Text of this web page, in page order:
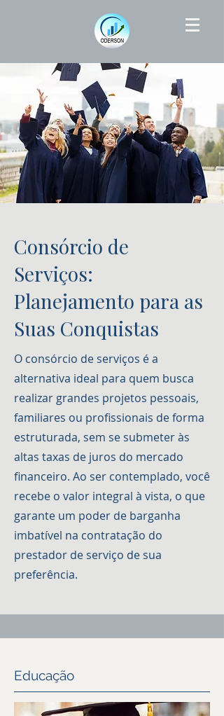
Consórcio de
Serviços:
Planejamento para as
Suas Conquistas
O consórcio de serviços é a
alternativa ideal para quem busca
realizar grandes projetos pessoais,
familiares ou profissionais de forma
estruturada, sem se submeter às
altas taxas de juros do mercado
financeiro. Ao ser contemplado, você
recebe o valor integral à vista, o que
garante um poder de barganha
imbatível na contratação do
prestador de serviço de sua
preferência.
Educação